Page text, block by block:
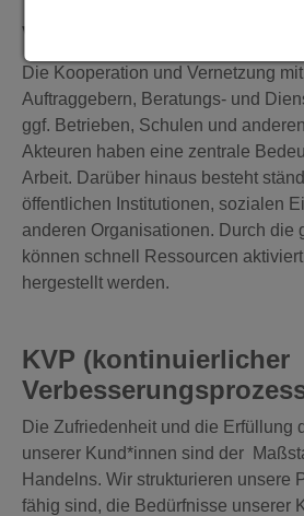
Vernetzung
Die Kooperation und Vernetzung
Auftraggebern, Beratungs- und
ggf. Betrieben, Schulen und
Akteuren haben eine zentrale
Arbeit. Darüber hinaus besteht
öffentlichen Institutionen, sozialen
anderen Organisationen. Durch die
können schnell Ressourcen
hergestellt werden.
KVP (kontinuierlicher
Die Zufriedenheit und die Erfüllung
unserer Kund*innen sind der
Handelns. Wir strukturieren unsere
fähig sind, die Bedürfnisse unserer